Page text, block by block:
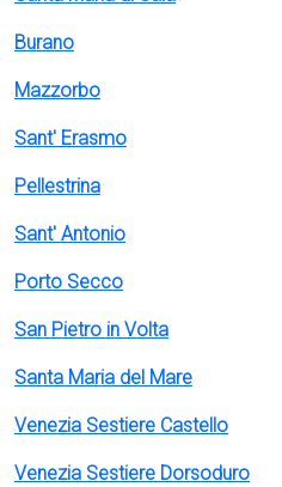
Burano
Mazzorbo
Sant' Erasmo
Pellestrina
Sant' Antonio
Porto Secco
San Pietro in Volta
Santa Maria del Mare
Venezia Sestiere Castello
Venezia Sestiere Dorsoduro